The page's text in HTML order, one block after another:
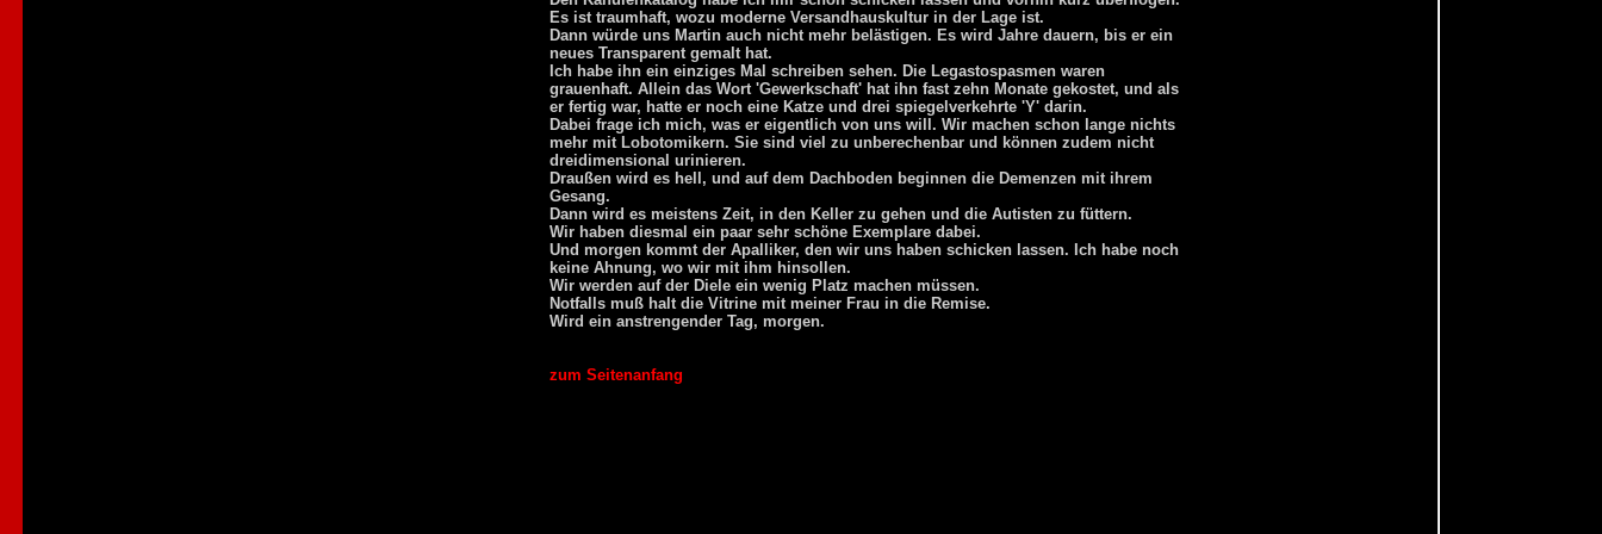
Es ist traumhaft, wozu moderne Versandhauskultur in der Lage ist.
Dann würde uns Martin auch nicht mehr belästigen. Es wird Jahre dauern, bis er ein
neues Transparent gemalt hat.
Ich habe ihn ein einziges Mal schreiben sehen. Die Legastospasmen waren
grauenhaft. Allein das Wort 'Gewerkschaft' hat ihn fast zehn Monate gekostet, und als
er fertig war, hatte er noch eine Katze und drei spiegelverkehrte 'Y' darin.
Dabei frage ich mich, was er eigentlich von uns will. Wir machen schon lange nichts
mehr mit Lobotomikern. Sie sind viel zu unberechenbar und können zudem nicht
dreidimensional urinieren.
Draußen wird es hell, und auf dem Dachboden beginnen die Demenzen mit ihrem
Gesang.
Dann wird es meistens Zeit, in den Keller zu gehen und die Autisten zu füttern.
Wir haben diesmal ein paar sehr schöne Exemplare dabei.
Und morgen kommt der Apalliker, den wir uns haben schicken lassen. Ich habe noch
keine Ahnung, wo wir mit ihm hinsollen.
Wir werden auf der Diele ein wenig Platz machen müssen.
Notfalls muß halt die Vitrine mit meiner Frau in die Remise.
Wird ein anstrengender Tag, morgen.
zum Seitenanfang